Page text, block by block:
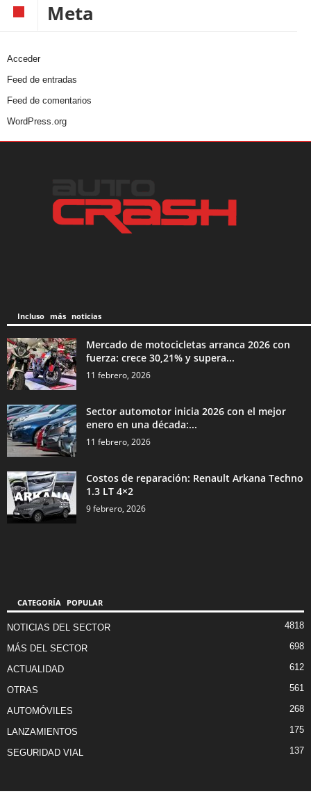
Meta
Acceder
Feed de entradas
Feed de comentarios
WordPress.org
Incluso más noticias
Mercado de motocicletas arranca 2026 con
fuerza: crece 30,21% y supera...
11 febrero, 2026
Sector automotor inicia 2026 con el mejor
enero en una década:...
11 febrero, 2026
Costos de reparación: Renault Arkana Techno
1.3 LT 4×2
9 febrero, 2026
CATEGORÍA POPULAR
NOTICIAS DEL SECTOR 4818
MÁS DEL SECTOR 698
ACTUALIDAD 612
OTRAS 561
AUTOMÓVILES 268
LANZAMIENTOS 175
SEGURIDAD VIAL 137